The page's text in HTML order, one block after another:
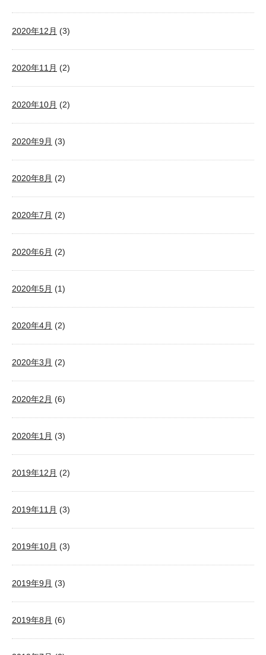
2020年12月 (3)
2020年11月 (2)
2020年10月 (2)
2020年9月 (3)
2020年8月 (2)
2020年7月 (2)
2020年6月 (2)
2020年5月 (1)
2020年4月 (2)
2020年3月 (2)
2020年2月 (6)
2020年1月 (3)
2019年12月 (2)
2019年11月 (3)
2019年10月 (3)
2019年9月 (3)
2019年8月 (6)